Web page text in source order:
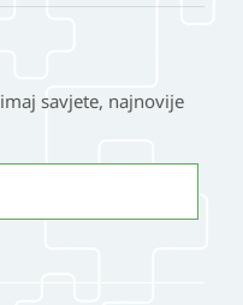
savjete, najnovije